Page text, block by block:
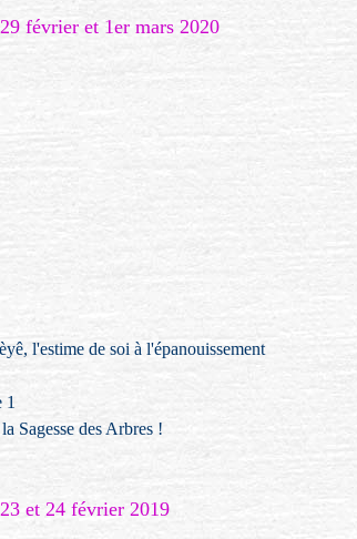
février et 1er mars 2020
l'estime de soi à l'épanouissement
1
Sagesse des Arbres !
et 24 février 2019